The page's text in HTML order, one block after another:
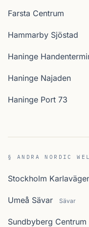
Farsta Centrum
Hammarby Sjöstad
Haninge
Haninge Najaden
Haninge Port 73
§ ANDRA NORDIC
Stockholm
Umeå Sävar Sävar
Sundbyberg Centrum